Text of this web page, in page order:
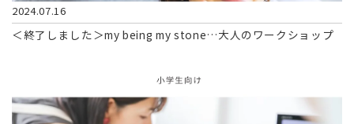
CONTACT
2024.07.16
＜終了しました＞my being my stone…大人のワークショップ